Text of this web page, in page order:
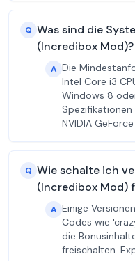
Q Was sind die
(Incredibox Mod)?
A Die
Intel Core i3
Windows 8
Spezifikationen
NVIDIA
Q Wie schalte ich
(Incredibox Mod)
A Einige
Codes wie
die
freischalten.